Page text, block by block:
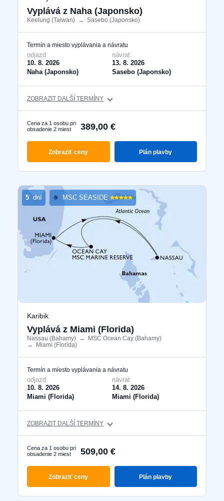
Ktorákoľvek
Vyhľadať zájazdy
Akčné plavby
Reset filtrů
Vyplává z Naha (Japonsko)
Keelung (Taiwan) → Sasebo (Japonsko)
Termín a miesto vyplávania a návratu
odjazd
10. 8. 2026
Naha (Japonsko)
návrat
13. 8. 2026
Sasebo (Japonsko)
ZOBRAZIT DALŠÍ TERMÍNY
Cena za 1 osobu pri
obsadenie 2 miest
389,00 €
Zobraziť ceny Plán plavby
5dní MSC SEASIDE
Karibik
Vyplává z Miami (Florida)
Nassau (Bahamy) → MSC Ocean Cay (Bahamy)
→ Miami (Florida)
Termín a miesto vyplávania a návratu
odjazd
10. 8. 2026
Miami (Florida)
návrat
14. 8. 2026
Miami (Florida)
ZOBRAZIT DALŠÍ TERMÍNY
Cena za 1 osobu pri
obsadenie 2 miest
509,00 €
Zobraziť ceny Plán plavby